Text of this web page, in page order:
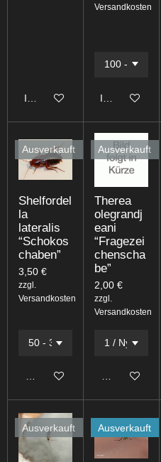
In den Warenkorb
Versandkosten
In den
Ausverkauft
Shelfordel
la
lateralis
“Schokos
chaben”
3,50 €
zzgl.
Versandkosten
Bei Verfügbarkeit
Ausverkauft
Therea
olegrandj
eani
“Fragezei
chenscha
be”
2,00 €
zzgl.
Versandkosten
Bei
Ausverkauft Ausverkauft